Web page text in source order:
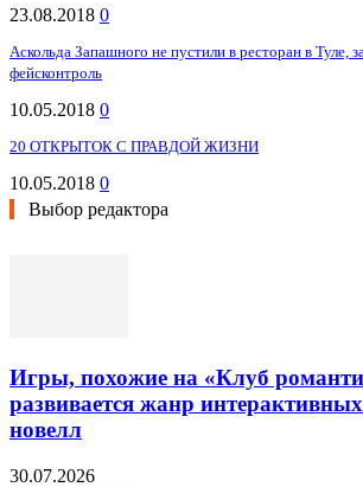
23.08.2018 0
Аскольда Запашного не пустили в ресторан в Туле,
фейсконтроль
10.05.2018 0
20 ОТКРЫТОК С ПРАВДОЙ ЖИЗНИ
10.05.2018 0
Выбор редактора
Игры, похожие на «Клуб
развивается жанр
новелл
30.07.2026